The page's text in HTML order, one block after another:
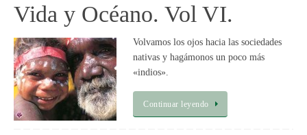
Vida y Océano. Vol VI.
Volvamos los ojos hacia las sociedades
nativas y hagámonos un poco más
«indios».
Continuar leyendo